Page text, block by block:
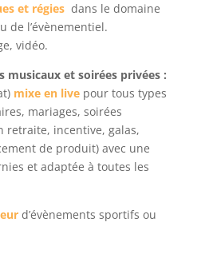
et régies dans le domaine
de l’évènementiel.
vidéo.
musicauxet soirées privées :
mixe en livepour tous types
mariages, soirées
retraite, incentive, galas,
de produit) avec une
et adaptée à toutes les
d’évènements sportifs ou